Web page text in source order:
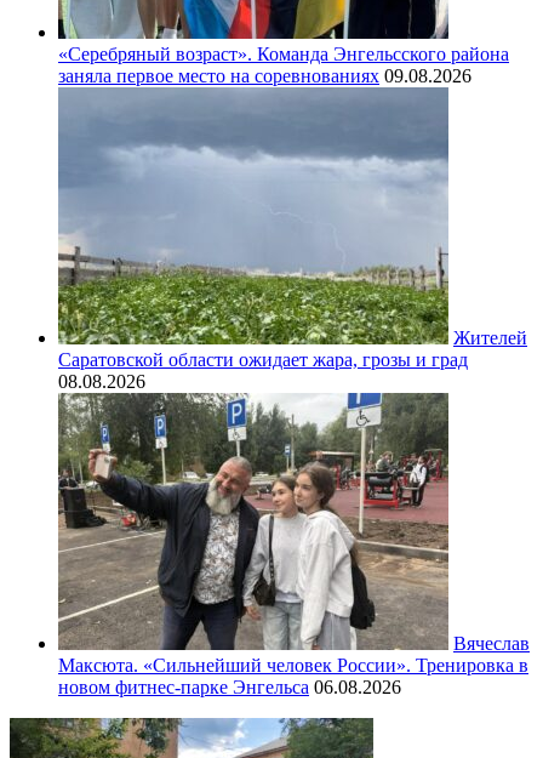
«Серебряный возраст». Команда Энгельсского района
заняла первое место на соревнованиях 09.08.2026
Жителей
Саратовской области ожидает жара, грозы и град
08.08.2026
Вячеслав
Максюта. «Сильнейший человек России». Тренировка в
новом фитнес-парке Энгельса 06.08.2026